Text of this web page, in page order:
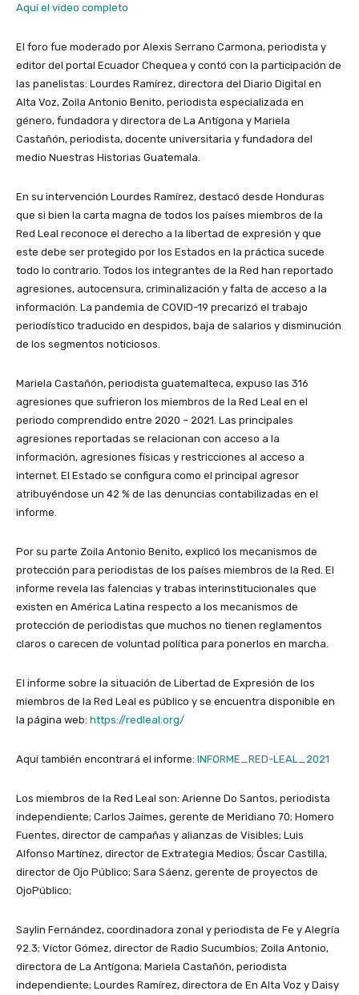
Aquí el video completo
El foro fue moderado por Alexis Serrano Carmona, periodista y
editor del portal Ecuador Chequea y contó con la participación de
las panelistas: Lourdes Ramírez, directora del Diario Digital en
Alta Voz, Zoila Antonio Benito, periodista especializada en
género, fundadora y directora de La Antígona y Mariela
Castañón, periodista, docente universitaria y fundadora del
medio Nuestras Historias Guatemala.
En su intervención Lourdes Ramírez, destacó desde Honduras
que si bien la carta magna de todos los países miembros de la
Red Leal reconoce el derecho a la libertad de expresión y que
este debe ser protegido por los Estados en la práctica sucede
todo lo contrario. Todos los integrantes de la Red han reportado
agresiones, autocensura, criminalización y falta de acceso a la
información. La pandemia de COVID-19 precarizó el trabajo
periodístico traducido en despidos, baja de salarios y disminución
de los segmentos noticiosos.
Mariela Castañón, periodista guatemalteca, expuso las 316
agresiones que sufrieron los miembros de la Red Leal en el
periodo comprendido entre 2020 – 2021. Las principales
agresiones reportadas se relacionan con acceso a la
información, agresiones físicas y restricciones al acceso a
internet. El Estado se configura como el principal agresor
atribuyéndose un 42 % de las denuncias contabilizadas en el
informe.
Por su parte Zoila Antonio Benito, explicó los mecanismos de
protección para periodistas de los países miembros de la Red. El
informe revela las falencias y trabas interinstitucionales que
existen en América Latina respecto a los mecanismos de
protección de periodistas que muchos no tienen reglamentos
claros o carecen de voluntad política para ponerlos en marcha.
El informe sobre la situación de Libertad de Expresión de los
miembros de la Red Leal es público y se encuentra disponible en
la página web: https://redleal.org/
Aquí también encontrará el informe: INFORME_RED-LEAL_2021
Los miembros de la Red Leal son: Arienne Do Santos, periodista
independiente; Carlos Jaimes, gerente de Meridiano 70; Homero
Fuentes, director de campañas y alianzas de Visibles; Luis
Alfonso Martínez, director de Extrategia Medios; Óscar Castilla,
director de Ojo Público; Sara Sáenz, gerente de proyectos de
OjoPúblico;
Saylin Fernández, coordinadora zonal y periodista de Fe y Alegría
92.3; Víctor Gómez, director de Radio Sucumbíos; Zoila Antonio,
directora de La Antígona; Mariela Castañón, periodista
independiente; Lourdes Ramírez, directora de En Alta Voz y Daisy